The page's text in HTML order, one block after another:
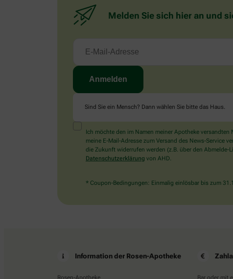
Melden Sie sich hier an und
Sind Sie ein Mensch? Dann wählen Sie bitte das Haus.
Ich möchte den im Namen meiner Apotheke
meine E-Mail-Adresse zum Versand des News-Service
die Zukunft widerrufen werden (z.B. über den
Datenschutzerklärung von AHD.
* Coupon-Bedingungen: Einmalig einlösbar bis zum
Information der Rosen-Apotheke
Rosen-Apotheke Bar oder mit